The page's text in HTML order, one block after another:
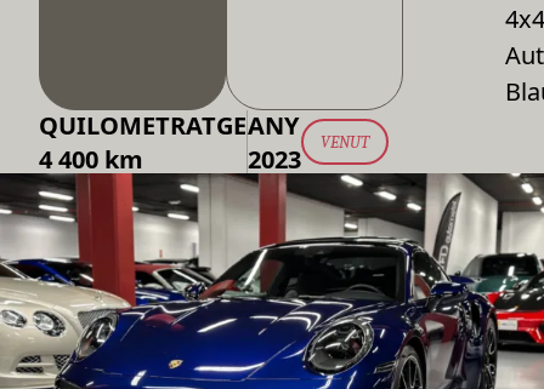
4x4
QUILOMETRATGE
4 400 km
ANY
2023
VENUT